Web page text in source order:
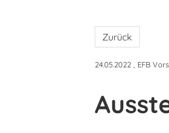
Zurück
24.05.2022 , EFB